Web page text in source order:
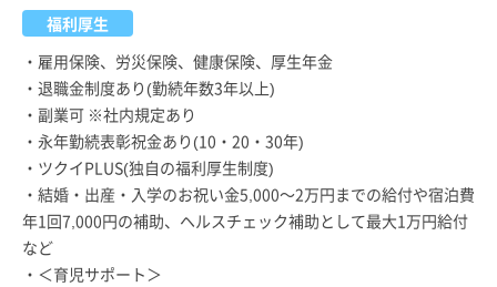
福利厚生
・雇用保険、労災保険、健康保険、厚生年金
・退職金制度あり(勤続年数3年以上)
・副業可 ※社内規定あり
・永年勤続表彰祝金あり(10・20・30年)
・ツクイPLUS(独自の福利厚生制度)
・結婚・出産・入学のお祝い金5,000～2万円までの給付や宿泊費
年1回7,000円の補助、ヘルスチェック補助として最大1万円給付
など
・＜育児サポート＞